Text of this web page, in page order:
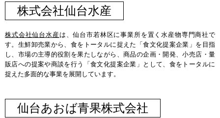
株式会社仙台水産
株式会社仙台水産は、仙台市若林区に事業所を置く水産物専門商社で
す。生鮮卸売業から、食をトータルに捉えた「食文化提案企業」を目指
し、市場の主導的役割を果たしながら、商品の企画・開発、小売店・量
販店への提案や商談を行う「食文化提案企業」として、食をトータルに
捉えた多面的な事業を展開しています。
仙台あおば青果株式会社